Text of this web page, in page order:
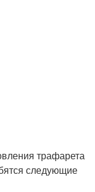
трафарета
следующие